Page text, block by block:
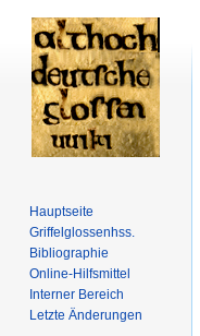
Hauptseite
Griffelglossenhss.
Bibliographie
Online-Hilfsmittel
Interner Bereich
Letzte Änderungen